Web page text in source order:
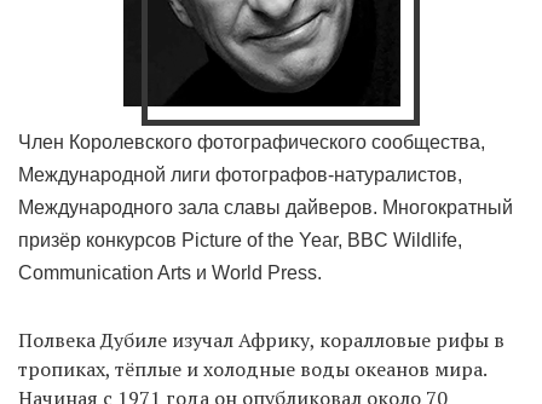
Член Королевского фотографического сообщества,
Международной лиги фотографов-натуралистов,
Международного зала славы дайверов. Многократный
призёр конкурсов Picture of the Year, BBC Wildlife,
Communication Arts и World Press.
Полвека Дубиле изучал Африку, коралловые рифы в
тропиках, тёплые и холодные воды океанов мира.
Начиная с 1971 года он опубликовал около 70